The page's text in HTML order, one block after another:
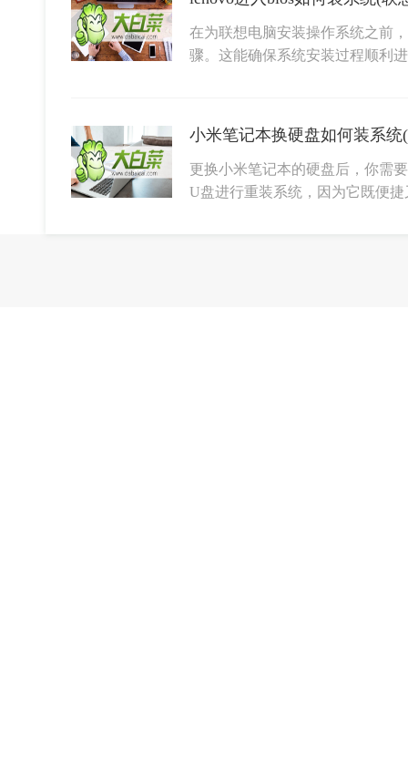
在为联想电脑安装操作系统之前
骤。这能确保系统安装过程顺利
小米笔记本换硬盘如何装系
更换小米笔记本的硬盘后，你需
U盘进行重装系统，因为它既便